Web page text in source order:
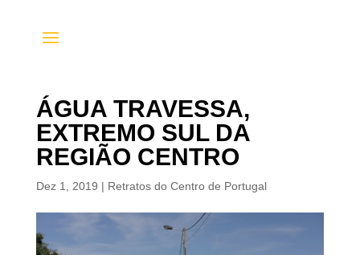
ÁGUA TRAVESSA,
EXTREMO SUL DA
REGIÃO CENTRO
Dez 1, 2019 | Retratos do Centro de Portugal